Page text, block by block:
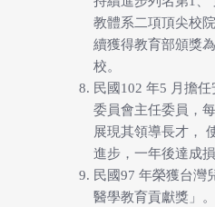
教體系二項頂尖校
續獲得教育部頒獎
校。
民國102 年5 月擔
委員會主任委員，
展現其領導長才，
進步，一年後達成
民國97 年榮獲台灣
醫學教育貢獻獎」